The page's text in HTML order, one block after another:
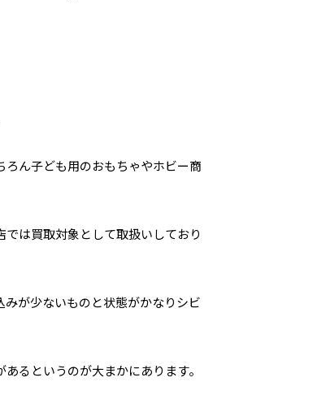
ん子ども用のおもちゃやホビー商
は買取対象として取扱いしており
が少ないものと状態がかなりシビ
るというのが大まかにあります。